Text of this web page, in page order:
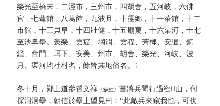
榮光至橋末，二涇市，三州市，四胡舍，五河岐，六佛
官，七蓮館，八葛館，九波月，十霪鄉，十一茶館，十二
市館，十三貝阜，十四壯健，十五廟蔑，十六渠河，十七
至沙阜壘。褒榮、雲窟、堈澗、雲程、芳榔、安暹、銅
鑑、會門、珥下、安美、州市、胡舍、榮光、河岐、波
月、渠河均社村名，餘皆其地俗名。〉
冬十月，鄭上道參督文祿 〈缺姓〉嘗將兵間行過密𦛋山，伺
探洞洄壘，朝信於壘上望見曰：“此敵兵來窺我也，可伏